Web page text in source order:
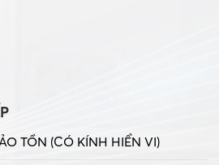
TỒN (CÓ KÍNH HIỂN VI)